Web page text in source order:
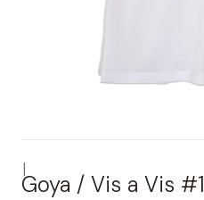
|
Goya / Vis a Vis #1